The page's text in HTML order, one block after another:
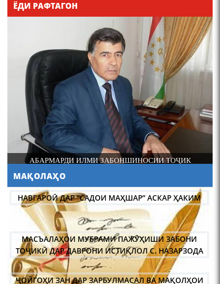
4-уми декабр- зодрӯзи
шоири абадзинда Абулқосим
Лоҳутӣ
АБУЛҚОСИМ ЛОҲУТӢ /
ABULQOSIM LOHUTY/
Что знают в Ташкенте о
ЁДИ РАФТАГОН
АБАРМАРДИ ИЛМИ ЗАБОНШИНОСИИ ТОҶИК
МАҚОЛАҲО
НАВГАРОӢ ДАР “САДОИ МАҲШАР” АСКАР ҲАКИМ
МАСЪАЛАҲОИ МУБРАМИ ПАЖӮҲИШИ ЗАБОНИ
ТОҶИКӢ ДАР ДАВРОНИ ИСТИҚЛОЛ С. НАЗАРЗОДА
ҶОЙГОҲИ ЗАН ДАР ЗАРБУЛМАСАЛ ВА МАҚОЛҲОИ